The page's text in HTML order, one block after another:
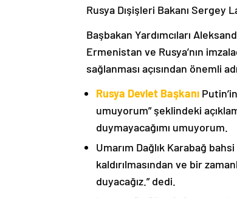
Rusya Dışişleri Bakanı Sergey
Başbakan Yardımcıları
Ermenistan ve Rusya’nın
sağlanması açısından önemli
Rusya Devlet Başkanı
umuyorum” şeklindeki
duymayacağımı umuyorum.
Umarım Dağlık Karabağ
kaldırılmasından ve bir
duyacağız.” dedi.